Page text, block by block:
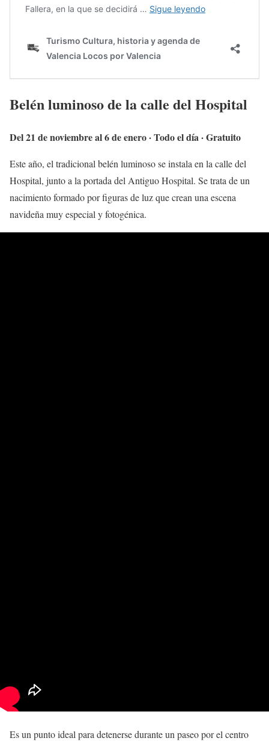
Belén luminoso de la calle del Hospital
Del 21 de noviembre al 6 de enero · Todo el día · Gratuito
Este año, el tradicional belén luminoso se instala en la calle del
Hospital, junto a la portada del Antiguo Hospital. Se trata de un
nacimiento formado por figuras de luz que crean una escena
navideña muy especial y fotogénica.
Es un punto ideal para detenerse durante un paseo por el centro